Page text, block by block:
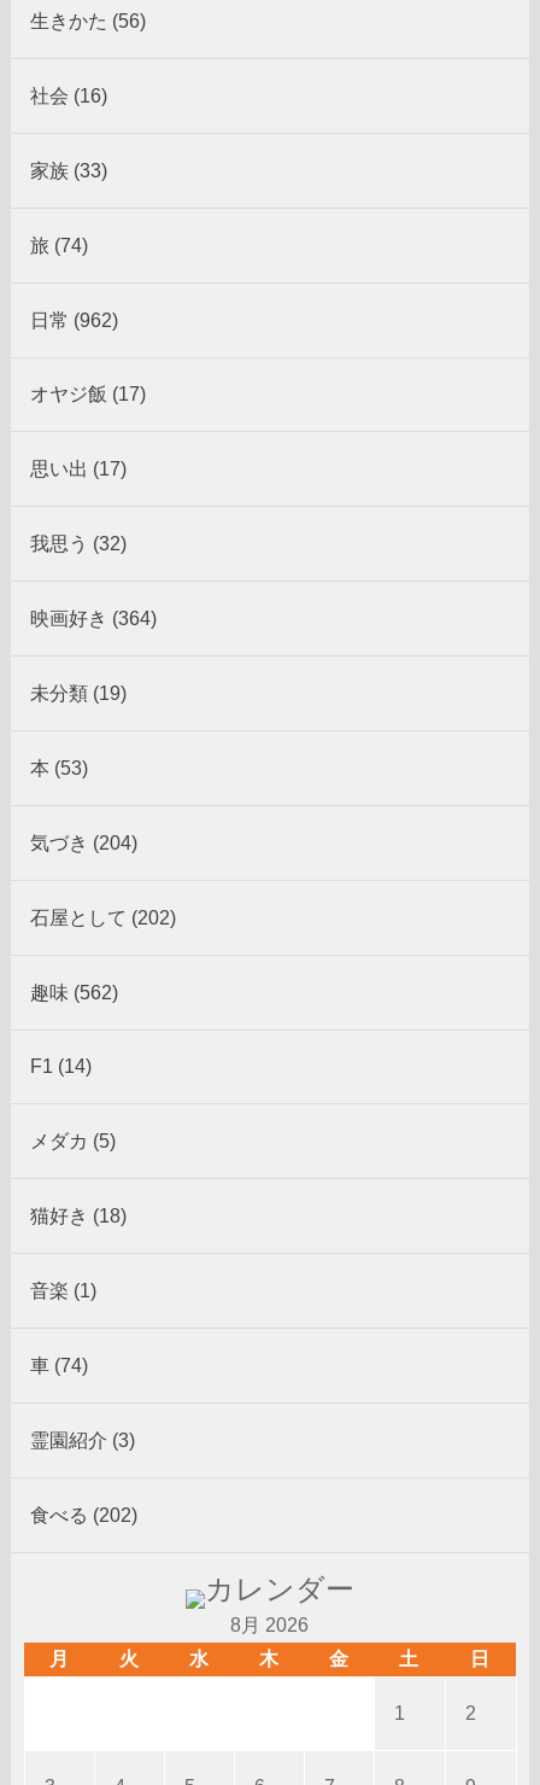
生きかた (56)
社会 (16)
家族 (33)
旅 (74)
日常 (962)
オヤジ飯 (17)
思い出 (17)
我思う (32)
映画好き (364)
未分類 (19)
本 (53)
気づき (204)
石屋として (202)
趣味 (562)
F1 (14)
メダカ (5)
猫好き (18)
音楽 (1)
車 (74)
霊園紹介 (3)
食べる (202)
8月 2026
月
火 水 木 金 土 日
1 2